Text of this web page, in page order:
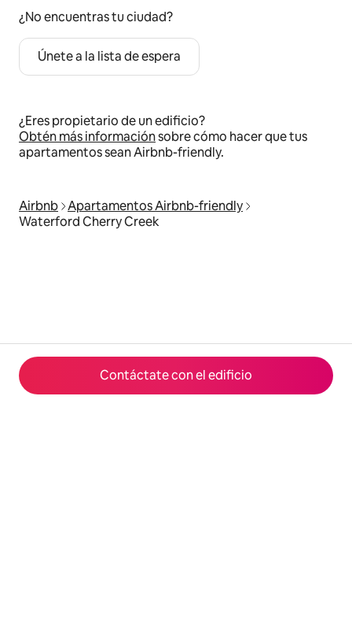
Contáctate con el edificio
¿No encuentras tu ciudad?
Únete a la lista de espera
¿Eres propietario de un edificio?
Obtén más informaciónsobre cómo hacer que tus
apartamentos sean Airbnb-friendly.
Airbnb Apartamentos Airbnb-friendly
Waterford Cherry Creek